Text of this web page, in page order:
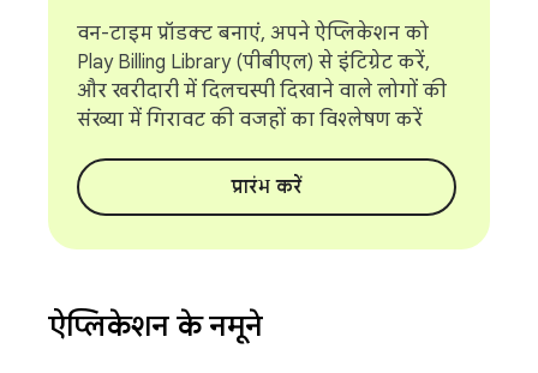
वन-टाइम प्रॉडक्ट बनाएं, अपने ऐप्लिकेशन को
Play Billing Library (पीबीएल) से इंटिग्रेट करें,
और खरीदारी में दिलचस्पी दिखाने वाले लोगों की
संख्या में गिरावट की वजहों का विश्लेषण करें
प्रारंभ करें
ऐप्लिकेशन के नमूने